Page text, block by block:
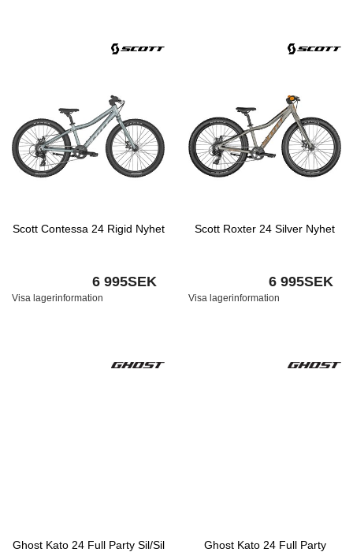
Scott Contessa 24 Rigid Nyhet
6 995SEK
Visa lagerinformation
Scott Roxter 24 Silver Nyhet
6 995SEK
Visa lagerinformation
Ghost Kato 24 Full Party Sil/Sil
Ghost Kato 24 Full Party